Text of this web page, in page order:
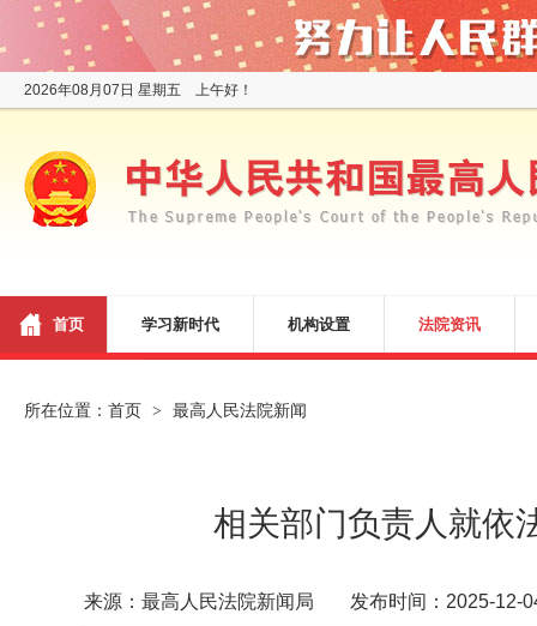
2026年08月07日 星期五 上午好！
首页 学习新时代 机构设置 法院资讯
所在位置： 首页 > 最高人民法院新闻
相关部门负责人就依
来源：最高人民法院新闻局 发布时间：2025-12-